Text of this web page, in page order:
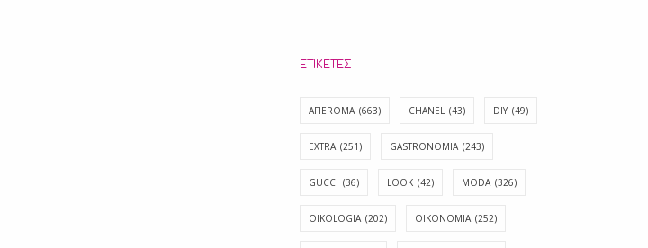
ΕΤΙΚΈΤΕΣ
AFIEROMA (663) CHANEL (43) DIY (49)
EXTRA (251) GASTRONOMIA (243)
GUCCI (36) LOOK (42) MODA (326)
OIKOLOGIA (202) OIKONOMIA (252)